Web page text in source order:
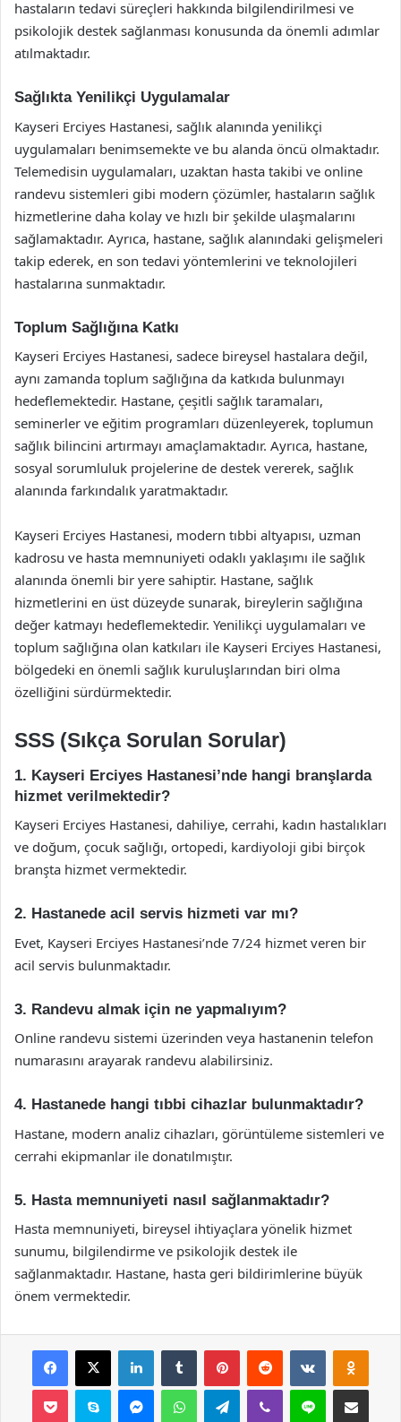
hastaların tedavi süreçleri hakkında bilgilendirilmesi ve
psikolojik destek sağlanması konusunda da önemli adımlar
atılmaktadır.
Sağlıkta Yenilikçi Uygulamalar
Kayseri Erciyes Hastanesi, sağlık alanında yenilikçi
uygulamaları benimsemekte ve bu alanda öncü olmaktadır.
Telemedisin uygulamaları, uzaktan hasta takibi ve online
randevu sistemleri gibi modern çözümler, hastaların sağlık
hizmetlerine daha kolay ve hızlı bir şekilde ulaşmalarını
sağlamaktadır. Ayrıca, hastane, sağlık alanındaki gelişmeleri
takip ederek, en son tedavi yöntemlerini ve teknolojileri
hastalarına sunmaktadır.
Toplum Sağlığına Katkı
Kayseri Erciyes Hastanesi, sadece bireysel hastalara değil,
aynı zamanda toplum sağlığına da katkıda bulunmayı
hedeflemektedir. Hastane, çeşitli sağlık taramaları,
seminerler ve eğitim programları düzenleyerek, toplumun
sağlık bilincini artırmayı amaçlamaktadır. Ayrıca, hastane,
sosyal sorumluluk projelerine de destek vererek, sağlık
alanında farkındalık yaratmaktadır.
Kayseri Erciyes Hastanesi, modern tıbbi altyapısı, uzman
kadrosu ve hasta memnuniyeti odaklı yaklaşımı ile sağlık
alanında önemli bir yere sahiptir. Hastane, sağlık
hizmetlerini en üst düzeyde sunarak, bireylerin sağlığına
değer katmayı hedeflemektedir. Yenilikçi uygulamaları ve
toplum sağlığına olan katkıları ile Kayseri Erciyes Hastanesi,
bölgedeki en önemli sağlık kuruluşlarından biri olma
özelliğini sürdürmektedir.
SSS (Sıkça Sorulan Sorular)
1. Kayseri Erciyes Hastanesi’nde hangi branşlarda
hizmet verilmektedir?
Kayseri Erciyes Hastanesi, dahiliye, cerrahi, kadın hastalıkları
ve doğum, çocuk sağlığı, ortopedi, kardiyoloji gibi birçok
branşta hizmet vermektedir.
2. Hastanede acil servis hizmeti var mı?
Evet, Kayseri Erciyes Hastanesi’nde 7/24 hizmet veren bir
acil servis bulunmaktadır.
3. Randevu almak için ne yapmalıyım?
Online randevu sistemi üzerinden veya hastanenin telefon
numarasını arayarak randevu alabilirsiniz.
4. Hastanede hangi tıbbi cihazlar bulunmaktadır?
Hastane, modern analiz cihazları, görüntüleme sistemleri ve
cerrahi ekipmanlar ile donatılmıştır.
5. Hasta memnuniyeti nasıl sağlanmaktadır?
Hasta memnuniyeti, bireysel ihtiyaçlara yönelik hizmet
sunumu, bilgilendirme ve psikolojik destek ile
sağlanmaktadır. Hastane, hasta geri bildirimlerine büyük
önem vermektedir.
Facebook
X LinkedInTumblr PinterestReddit VKontakte
Pocket Skype MessengerWhatsAppTelegramViber Line E-Posta ile